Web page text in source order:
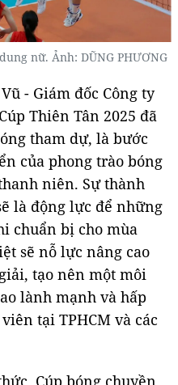
nữ. Ảnh: DŨNG PHƯƠNG
- Giám đốc Công ty
Thiên Tân 2025 đã
tham dự, là bước
của phong trào bóng
niên. Sự thành
là động lực để những
chuẩn bị cho mùa
sẽ nỗ lực nâng cao
tạo nên một môi
lành mạnh và hấp
tại TPHCM và các